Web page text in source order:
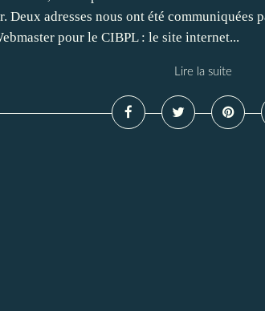
Deux adresses nous ont été communiquées
pour le CIBPL : le site internet...
Lire la suite